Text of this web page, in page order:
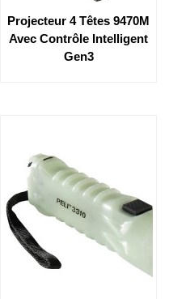
Projecteur 4 Têtes 9470M
Avec Contrôle Intelligent
Gen3